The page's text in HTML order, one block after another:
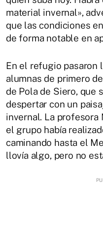
material invernal»,
que las condiciones
de forma notable en
En el refugio pasaron
alumnas de primero
de Pola de Siero, que
despertar con un
invernal. La profesora
el grupo había
caminando hasta el
llovía algo, pero no